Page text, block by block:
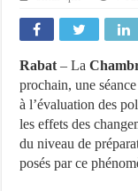
Rabat – La
prochain, une
à l’évaluation des
les effets des
du niveau de
posés par ce